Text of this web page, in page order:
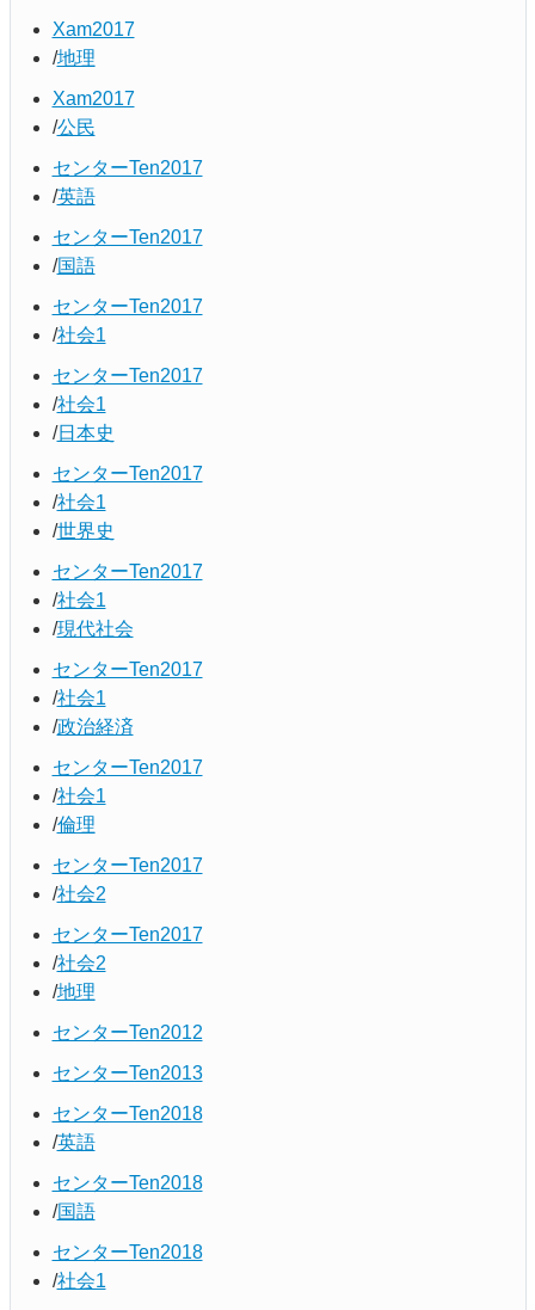
Xam2017
地理
Xam2017
公民
センターTen2017
英語
センターTen2017
国語
センターTen2017
社会1
センターTen2017
社会1
日本史
センターTen2017
社会1
世界史
センターTen2017
社会1
現代社会
センターTen2017
社会1
政治経済
センターTen2017
社会1
倫理
センターTen2017
社会2
センターTen2017
社会2
地理
センターTen2012
センターTen2013
センターTen2018
英語
センターTen2018
国語
センターTen2018
社会1